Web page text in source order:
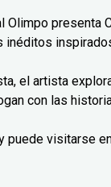
Olimpo
el artista
con las
puede visitarse